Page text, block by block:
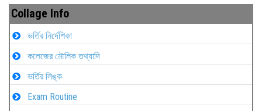
Collage Info
ভর্তির নির্দেশিকা
কলেজের মৌলিক তথ্যাদি
ভর্তির লিঙ্ক
Exam Routine